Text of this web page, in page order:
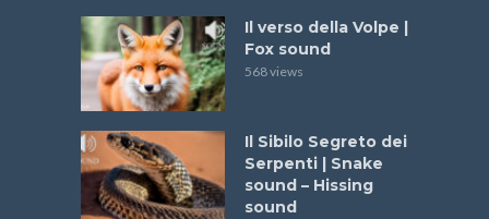
Il verso della Volpe |
Fox sound
568 views
Il Sibilo Segreto dei
Serpenti | Snake
sound – Hissing
sound